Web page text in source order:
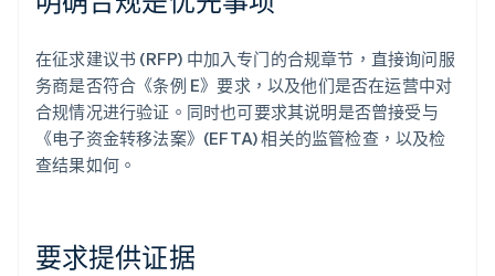
在征求建议书 (RFP) 中加入专门的合规章节，直接询问服
务商是否符合《条例 E》要求，以及他们是否在运营中对
合规情况进行验证。同时也可要求其说明是否曾接受与
《电子资金转移法案》(EFTA) 相关的监管检查，以及检
查结果如何。
要求提供证据